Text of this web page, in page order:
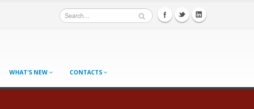
WHAT'S NEW CONTACTS